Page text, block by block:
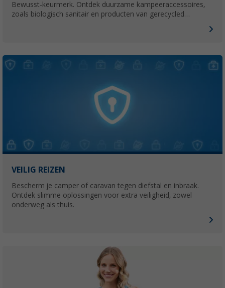
Bewusst-keurmerk. Ontdek duurzame kampeeraccessoires,
zoals biologisch sanitair en producten van gerecycled
VEILIG REIZEN
Bescherm je camper of caravan tegen diefstal en inbraak.
Ontdek slimme oplossingen voor extra veiligheid, zowel
onderweg als thuis.